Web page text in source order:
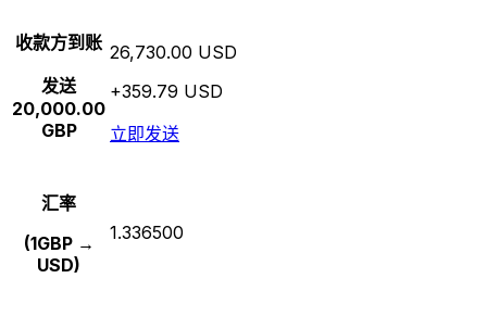
收款方到账
发送
20,000.00
GBP
26,730.00 USD
+359.79 USD
立即发送
汇率
(1GBP →
USD)
1.336500